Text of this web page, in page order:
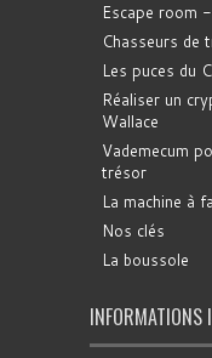
Escape room
Chasseurs de
Les puces du
Réaliser un
Wallace
Vademecum
trésor
La machine à
Nos clés
La boussole
INFORMATIONS